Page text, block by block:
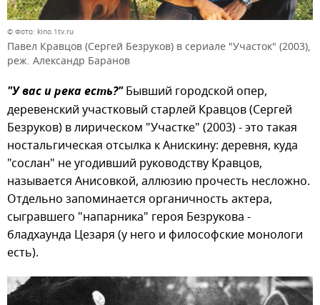
© Фото: kino.1tv.ru
Павел Кравцов (Сергей Безруков) в сериале "Участок" (2003),
реж. Александр Баранов
"У вас и река есть?" Бывший городской опер,
деревенский участковый старлей Кравцов (Сергей
Безруков) в лирическом "Участке" (2003) - это такая
ностальгическая отсылка к Анискину: деревня, куда
"сослан" не угодивший руководству Кравцов,
называется Анисовкой, аллюзию прочесть несложно.
Отдельно запоминается органичность актера,
сыгравшего "напарника" героя Безрукова -
бладхаунда Цезаря (у него и философские монологи
есть).